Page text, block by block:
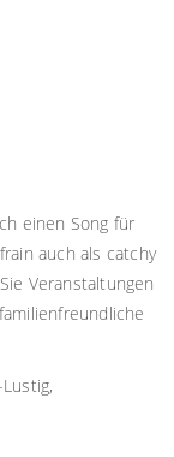
einen Song für
auch als catchy
Veranstaltungen